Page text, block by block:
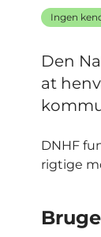
Ingen
Den
at
DNHF
rigtige